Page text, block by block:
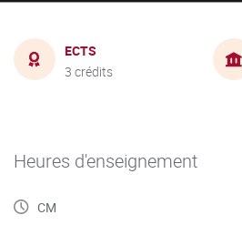
ECTS
3 crédits
Heures d'enseignement
CM